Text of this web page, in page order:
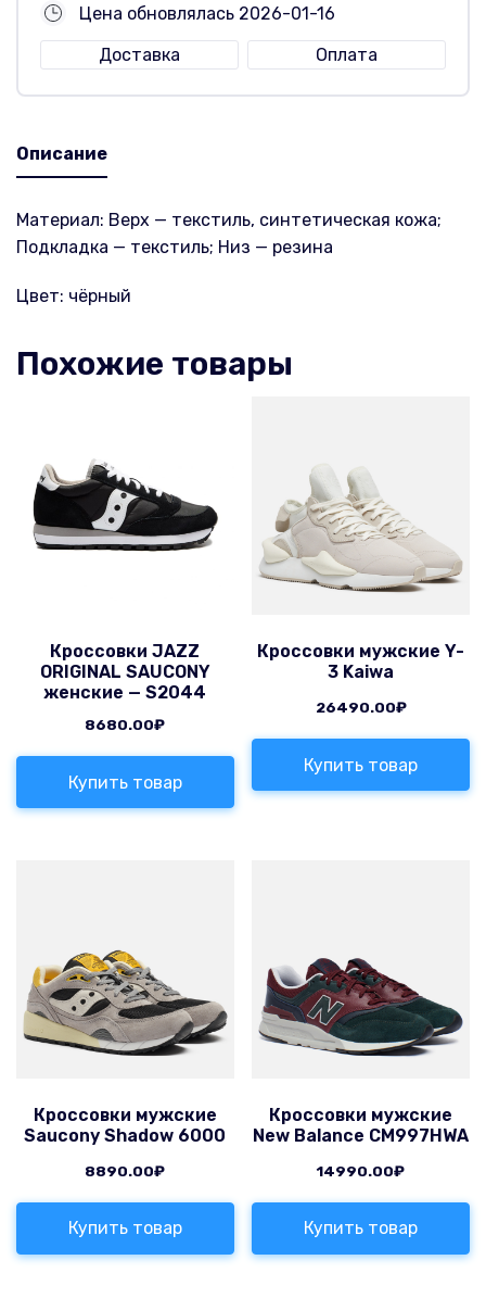
Цена обновлялась 2026-01-16
Доставка
Оплата
Описание
Материал: Верх — текстиль, синтетическая кожа;
Подкладка — текстиль; Низ — резина
Цвет: чёрный
Похожие товары
Кроссовки JAZZ
ORIGINAL SAUCONY
женские — S2044
8680.00₽
Купить товар
Кроссовки мужские Y-
3 Kaiwa
26490.00₽
Купить товар
Кроссовки мужские
Saucony Shadow 6000
8890.00₽
Купить товар
Кроссовки мужские
New Balance CM997HWA
14990.00₽
Купить товар